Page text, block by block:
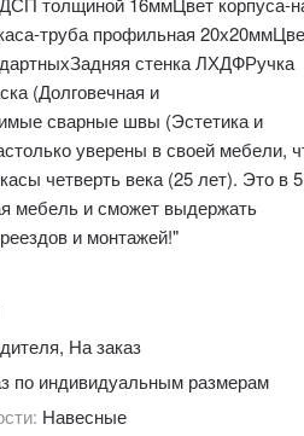
труба профильная
стенка ЛХДФРучка
(Долговечная и
сварные швы (Эстетика и
уверены в своей мебели,
четверть века (25 лет). Это в
мебель и сможет выдержать
и монтажей!"
На заказ
по индивидуальным размерам
Навесные